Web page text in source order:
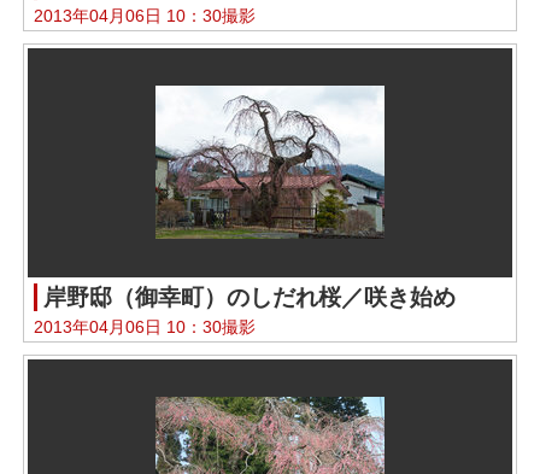
2013年04月06日 10：30撮影
岸野邸（御幸町）のしだれ桜／咲き始め
2013年04月06日 10：30撮影